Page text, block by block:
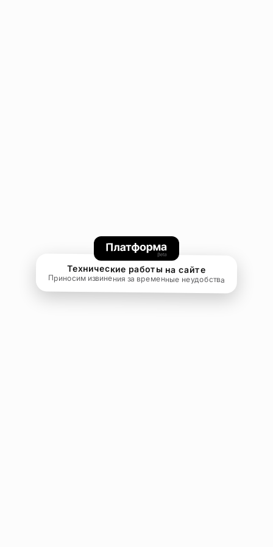
Технические работы на сайте
Приносим извинения за временные неудобства